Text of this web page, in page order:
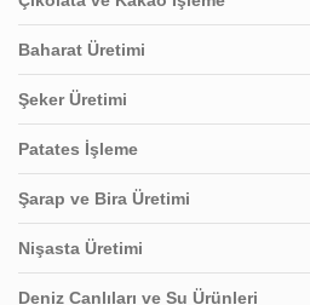
Baharat Üretimi
Şeker Üretimi
Patates İşleme
Şarap ve Bira Üretimi
Nişasta Üretimi
Deniz Canlıları ve Su Ürünleri